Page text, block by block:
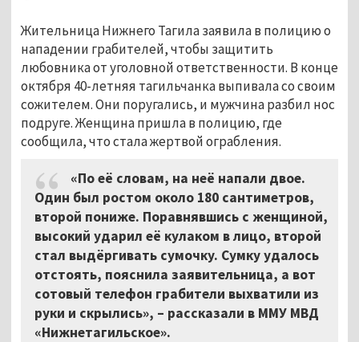
Жительница Нижнего Тагила заявила в полицию о
нападении грабителей, чтобы защитить
любовника от уголовной ответственности. В конце
октября 40-летняя тагильчанка выпивала со своим
сожителем. Они поругались, и мужчина разбил нос
подруге. Женщина пришла в полицию, где
сообщила, что стала жертвой ограбления.
«По её словам, на неё напали двое.
Один был ростом около 180 сантиметров,
второй пониже. Поравнявшись с женщиной,
высокий ударил её кулаком в лицо, второй
стал выдёргивать сумочку. Сумку удалось
отстоять, пояснила заявительница, а вот
сотовый телефон грабители выхватили из
руки и скрылись», – рассказали в ММУ МВД
«Нижнетагильское».